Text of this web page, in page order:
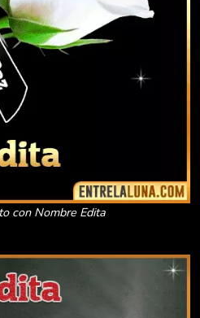
con Nombre Edita